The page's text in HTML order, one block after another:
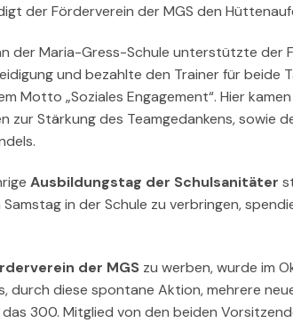
der Förderverein der MGS den
der Maria-Gress-Schule unterstützte der
und bezahlte den Trainer für beide
Motto „Soziales Engagement“. Hier
zur Stärkung des Teamgedankens, sowie
Ausbildungstag der Schulsanitäter
in der Schule zu verbringen,
der MGS zu werben, wurde im
durch diese spontane Aktion, mehrere
300. Mitglied von den beiden